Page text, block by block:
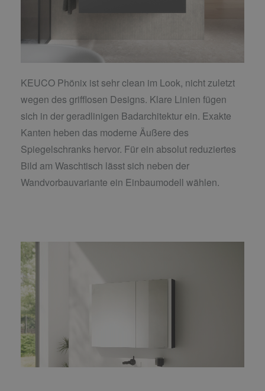
KEUCO Phönix ist sehr clean im Look, nicht zuletzt
wegen des grifflosen Designs. Klare Linien fügen
sich in der geradlinigen Badarchitektur ein. Exakte
Kanten heben das moderne Äußere des
Spiegelschranks hervor. Für ein absolut reduziertes
Bild am Waschtisch lässt sich neben der
Wandvorbauvariante ein Einbaumodell wählen.